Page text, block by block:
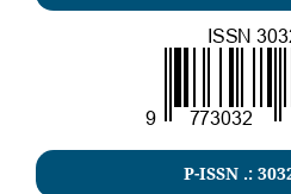
P-ISSN .: